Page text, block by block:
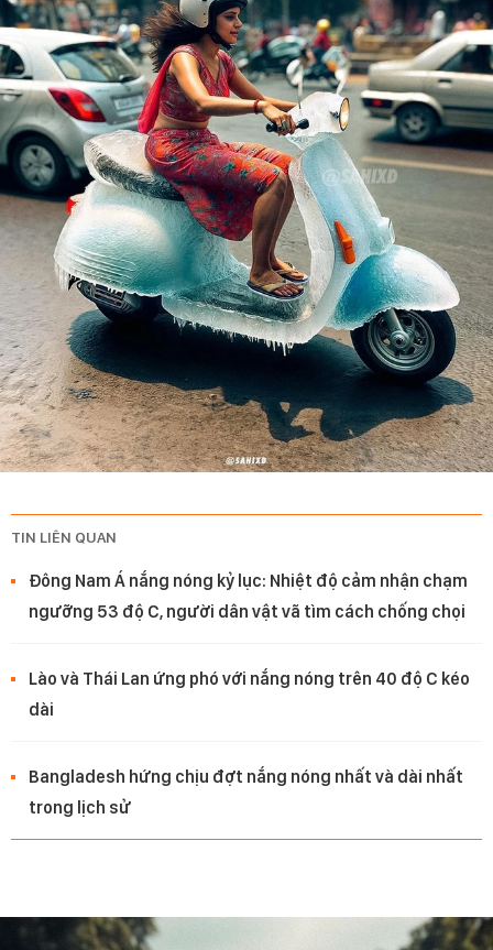
TIN LIÊN QUAN
Đông Nam Á nắng nóng kỷ lục: Nhiệt độ cảm nhận chạm
ngưỡng 53 độ C, người dân vật vã tìm cách chống chọi
Lào và Thái Lan ứng phó với nắng nóng trên 40 độ C kéo
dài
Bangladesh hứng chịu đợt nắng nóng nhất và dài nhất
trong lịch sử